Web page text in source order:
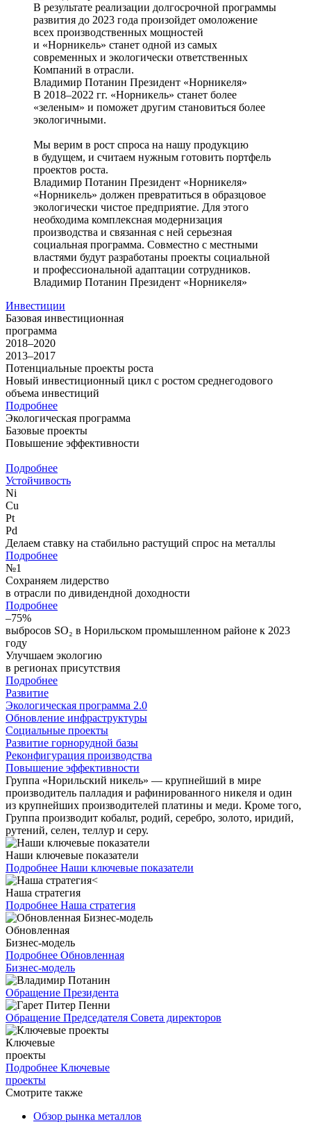
В результате реализации долгосрочной программы
развития до 2023 года произойдет омоложение
всех производственных мощностей
и «Норникель» станет одной из самых
современных и экологически ответственных
Компаний в отрасли.
Владимир Потанин Президент «Норникеля»
В 2018–2022 гг. «Норникель» станет более
«зеленым» и поможет другим становиться более
экологичными.
Мы верим в рост спроса на нашу продукцию
в будущем, и считаем нужным готовить портфель
проектов роста.
Владимир Потанин Президент «Норникеля»
«Норникель» должен превратиться в образцовое
экологически чистое предприятие. Для этого
необходима комплексная модернизация
производства и связанная с ней серьезная
социальная программа. Совместно с местными
властями будут разработаны проекты социальной
и профессиональной адаптации сотрудников.
Владимир Потанин Президент «Норникеля»
Инвестиции
Базовая инвестиционная
программа
2018–2020
2013–2017
Потенциальные проекты роста
Новый инвестиционный цикл с ростом среднегодового
объема инвестиций
Подробнее
Экологическая программа
Базовые проекты
Повышение эффективности
Подробнее
Устойчивость
Ni
Cu
Pt
Pd
Делаем ставку на стабильно растущий спрос на металлы
Подробнее
№1
Сохраняем лидерство
в отрасли по дивидендной доходности
Подробнее
–75%
выбросов SO₂ в Норильском промышленном районе к 2023
году
Улучшаем экологию
в регионах присутствия
Подробнее
Развитие
Экологическая программа 2.0
Обновление инфраструктуры
Социальные проекты
Развитие горнорудной базы
Реконфигурация производства
Повышение эффективности
Группа «Норильский никель» — крупнейший в мире
производитель палладия и рафинированного никеля и один
из крупнейших производителей платины и меди. Кроме того,
Группа производит кобальт, родий, серебро, золото, иридий,
рутений, селен, теллур и серу.
Наши ключевые показатели
Подробнее Наши ключевые показатели
Наша стратегия
Подробнее Наша стратегия
Обновленная
Бизнес-модель
Подробнее Обновленная
Бизнес-модель
Обращение Президента
Обращение Председателя Совета директоров
Ключевые
проекты
Подробнее Ключевые
проекты
Смотрите также
Обзор рынка металлов